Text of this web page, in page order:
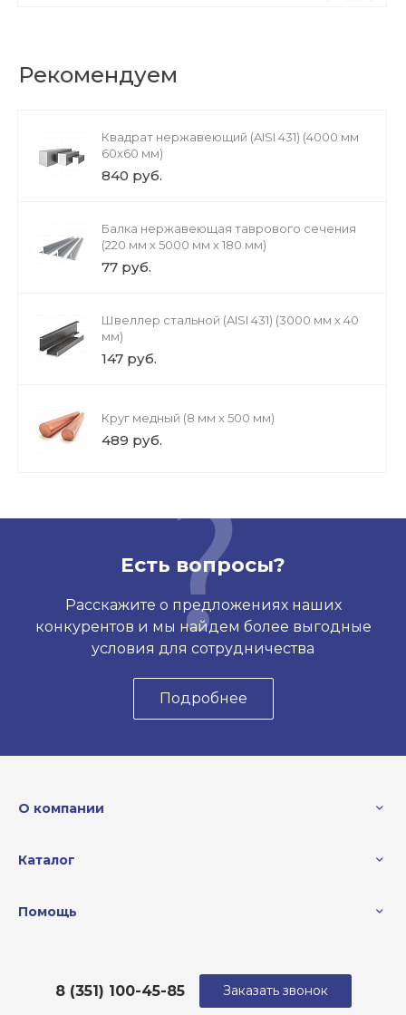
Рекомендуем
Квадрат нержавеющий (AISI 431) (4000 мм
60x60 мм)
840 руб.
Балка нержавеющая таврового сечения
(220 мм х 5000 мм х 180 мм)
77 руб.
Швеллер стальной (AISI 431) (3000 мм х 40
мм)
147 руб.
Круг медный (8 мм х 500 мм)
489 руб.
Есть вопросы?
Расскажите о предложениях наших
конкурентов и мы найдем более выгодные
условия для сотрудничества
Подробнее
О компании
Каталог
Помощь
8 (351) 100-45-85 Заказать звонок